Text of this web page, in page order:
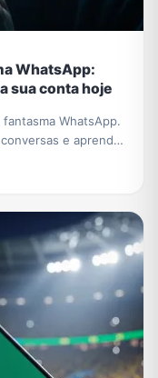
WhatsApp:
sua conta hoje
WhatsApp.
e aprenda